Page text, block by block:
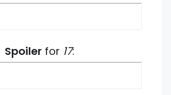
Spoilerfor 17: